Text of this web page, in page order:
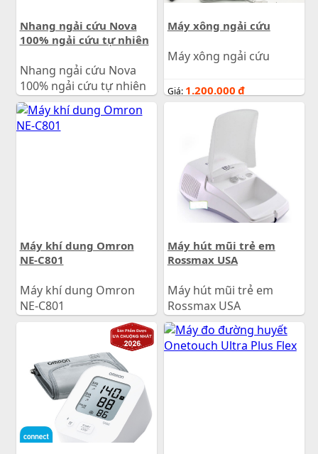
Nhang ngải cứu Nova
100% ngải cứu tự nhiên
Nhang ngải cứu Nova
100% ngải cứu tự nhiên
Giá:60.000đ
Máy xông ngải cứu
Máy xông ngải cứu
Giá: 1.200.000 đ
Máy khí dung Omron
NE-C801
Máy khí dung Omron
NE-C801
Máy hút mũi trẻ em
Rossmax USA
Máy hút mũi trẻ em
Rossmax USA
Giá:900.000đ